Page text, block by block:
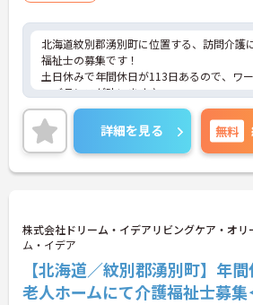
北海道紋別郡湧別町に位置する、訪問介護
福祉士の募集です！
土日休みで年間休日が113日あるので、ワ
フバランスが叶います♪
また、残業は月5時間程なので家庭との両
ます◎
ご興味のある方には、面接対策ポイントな
に詳細をお話しいたしますのでお気軽にご
さい！
詳細を見る 無料
株式会社ドリーム・イデアリビングケア・オリ
ム・イデア
【北海道／紋別郡湧別町】年
老人ホームにて介護福祉士募集